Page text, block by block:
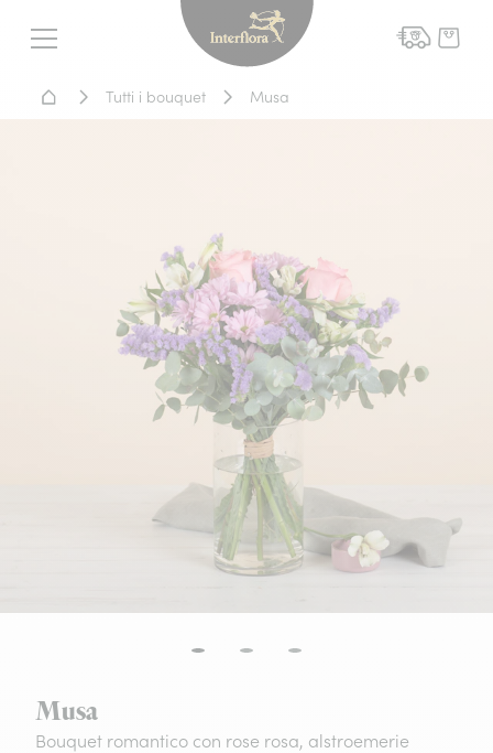
Menu
Interflora - fiori a
Home - Fiori a domicilio
Tutti i bouquet Musa
Musa
Bouquet romantico con rose rosa, alstroemerie